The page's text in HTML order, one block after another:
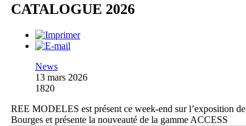
CATALOGUE 2026
News
13 mars 2026
1820
REE MODELES est présent ce week-end sur l’exposition de
Bourges et présente la nouveauté de la gamme ACCESS